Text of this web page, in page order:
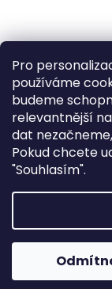
Pro
používáme
budeme
relevantnější
dat
Pokud chcete
"Souhlasím".